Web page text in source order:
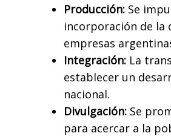
Producción: Se
incorporación de la
empresas
Integración: La
establecer un
nacional.
Divulgación: Se
para acercar a la